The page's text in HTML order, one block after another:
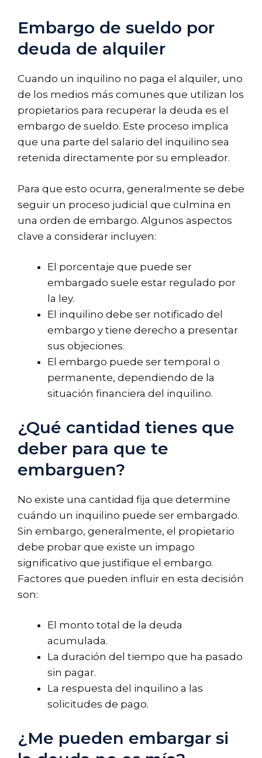
Embargo de sueldo por
deuda de alquiler
Cuando un inquilino no paga el alquiler, uno
de los medios más comunes que utilizan los
propietarios para recuperar la deuda es el
embargo de sueldo. Este proceso implica
que una parte del salario del inquilino sea
retenida directamente por su empleador.
Para que esto ocurra, generalmente se debe
seguir un proceso judicial que culmina en
una orden de embargo. Algunos aspectos
clave a considerar incluyen:
El porcentaje que puede ser
embargado suele estar regulado por
la ley.
El inquilino debe ser notificado del
embargo y tiene derecho a presentar
sus objeciones.
El embargo puede ser temporal o
permanente, dependiendo de la
situación financiera del inquilino.
¿Qué cantidad tienes que
deber para que te
embarguen?
No existe una cantidad fija que determine
cuándo un inquilino puede ser embargado.
Sin embargo, generalmente, el propietario
debe probar que existe un impago
significativo que justifique el embargo.
Factores que pueden influir en esta decisión
son:
El monto total de la deuda
acumulada.
La duración del tiempo que ha pasado
sin pagar.
La respuesta del inquilino a las
solicitudes de pago.
¿Me pueden embargar si